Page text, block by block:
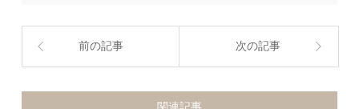
前の記事 次の記事